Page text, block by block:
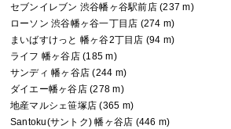
セブンイレブン 渋谷幡ヶ谷駅前店 (237 m)
ローソン 渋谷幡ヶ谷一丁目店 (274 m)
まいばすけっと 幡ヶ谷2丁目店 (94 m)
ライフ 幡ヶ谷店 (185 m)
サンディ 幡ヶ谷店 (244 m)
ダイエー幡ヶ谷店 (278 m)
地産マルシェ笹塚店 (365 m)
Santoku(サントク) 幡ヶ谷店 (446 m)